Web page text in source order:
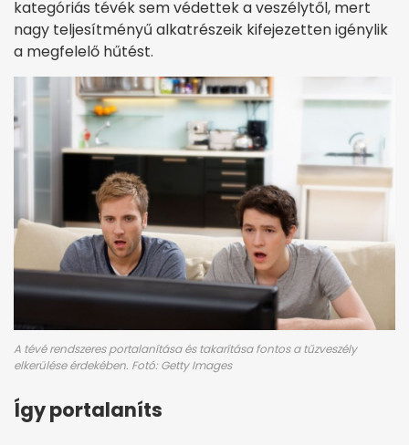
kategóriás tévék sem védettek a veszélytől, mert
nagy teljesítményű alkatrészeik kifejezetten igénylik
a megfelelő hűtést.
A tévé rendszeres portalanítása és takarítása fontos a tűzveszély
elkerülése érdekében. Fotó: Getty Images
Így portalaníts